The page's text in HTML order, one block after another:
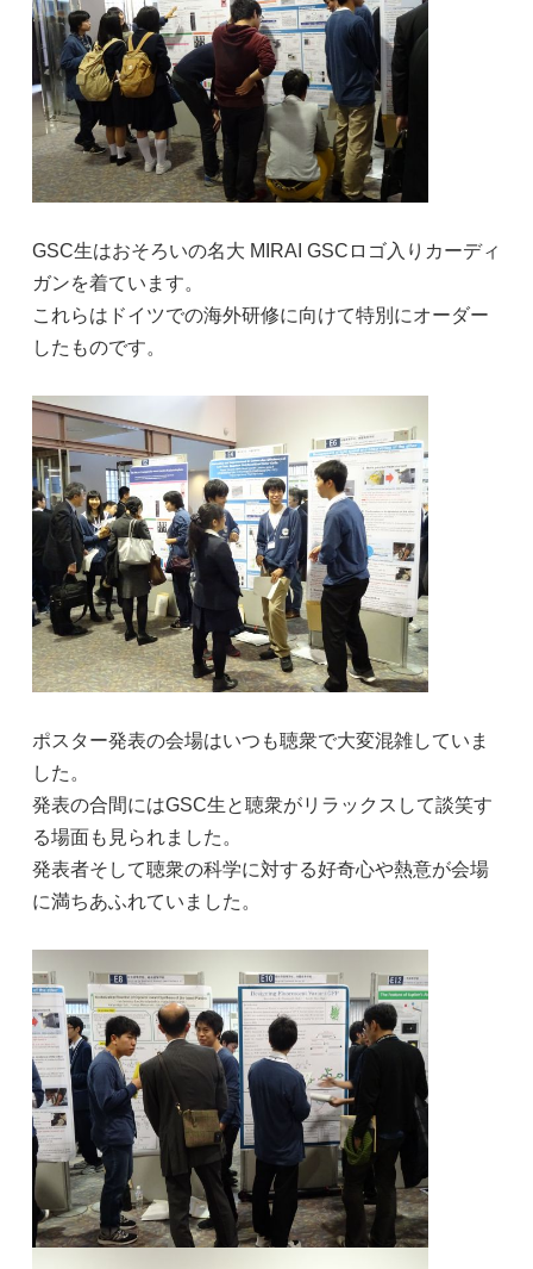
GSC生はおそろいの名大 MIRAI GSCロゴ入りカーディ
ガンを着ています。
これらはドイツでの海外研修に向けて特別にオーダー
したものです。
ポスター発表の会場はいつも聴衆で大変混雑していま
した。
発表の合間にはGSC生と聴衆がリラックスして談笑す
る場面も見られました。
発表者そして聴衆の科学に対する好奇心や熱意が会場
に満ちあふれていました。